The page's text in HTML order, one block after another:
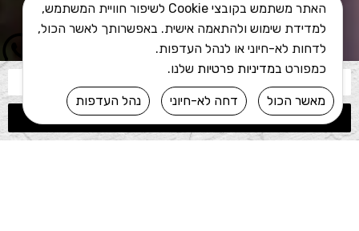
שליחה
האתר משתמש בקובצי Cookie לשיפור חוויית המשתמש,
למדידת שימוש ולהתאמה אישית. באפשרותך לאשר הכול,
לדחות לא-חיוני או לנהל העדפות.
כמפורט במדיניות פרטיות שלנו.
מאשר הכול דחה לא-חיוני נהל העדפות